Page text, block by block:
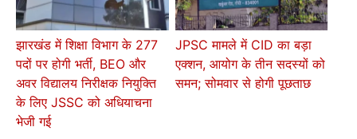
झारखंड में शिक्षा विभाग के 277
पदों पर होगी भर्ती, BEO और
अवर विद्यालय निरीक्षक नियुक्ति
के लिए JSSC को अधियाचना
भेजी गई
JPSC मामले में CID का बड़ा
एक्शन, आयोग के तीन सदस्यों को
समन; सोमवार से होगी पूछताछ